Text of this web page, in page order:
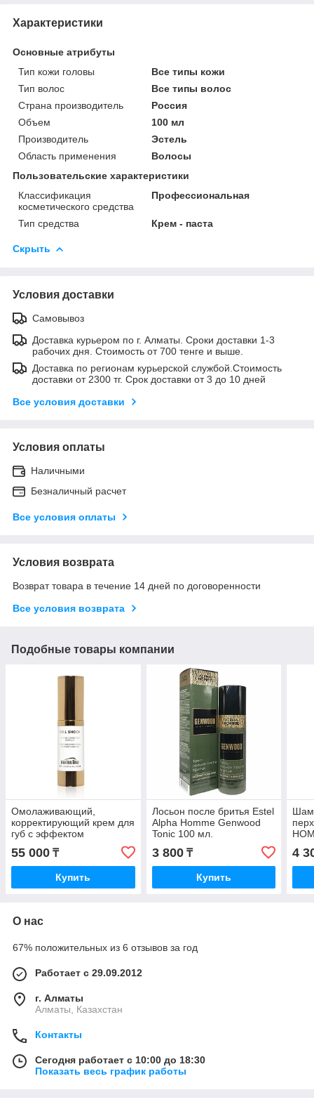
Характеристики
Основные атрибуты
Тип кожи головы
Все типы кожи
Тип волос
Все типы волос
Страна производитель
Россия
Объем
100 мл
Производитель
Эстель
Область применения
Волосы
Пользовательские характеристики
Классификация
косметического средства
Профессиональная
Тип средства Крем - паста
Скрыть
Условия доставки
Самовывоз
Доставка курьером по г. Алматы. Сроки доставки 1-3
рабочих дня. Стоимость от 700 тенге и выше.
Доставка по регионам курьерской службой.Стоимость
доставки от 2300 тг. Срок доставки от 3 до 10 дней
Все условия доставки
Условия оплаты
Наличными
Безналичный расчет
Все условия оплаты
Условия возврата
Возврат товара в течение 14 дней по договоренности
Все условия возврата
Подобные товары компании
Омолаживающий,
корректирующий крем для
губ с эффектом
увеличения Lip Zone
Corrective Complex 15 мл.
55 000 ₸
Купить
Лосьон после бритья Estel
Alpha Homme Genwood
Tonic 100 мл.
3 800₸
Купить
4
О нас
67% положительных из 6 отзывов за год
Работает с 29.09.2012
г. Алматы
Алматы, Казахстан
Контакты
Сегодня работает с 10:00 до 18:30
Показать весь график работы